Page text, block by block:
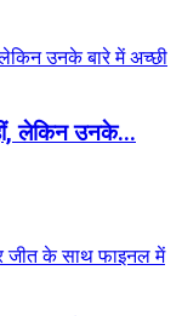
लेकिन उनके...